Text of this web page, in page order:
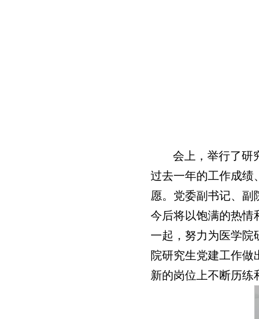
会上，举行了研
过去一年的工作成绩
愿。党委副书记、副
今后将以饱满的热情
一起，努力为医学院
院研究生党建工作做
新的岗位上不断历练